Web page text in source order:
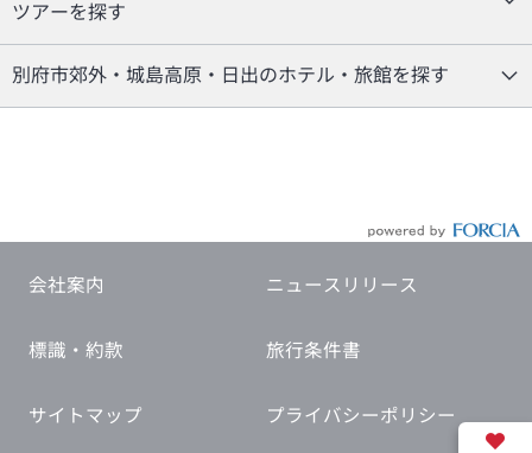
ツアーを探す
別府市郊外・城島高原・日出のホテル・旅館を探す
会社案内 ニュースリリース
標識・約款 旅行条件書
サイトマップ プライバシーポリシー